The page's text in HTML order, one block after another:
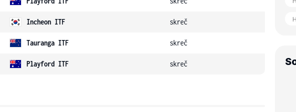
Incheon ITF skreč
Tauranga ITF skreč
Playford ITF skreč